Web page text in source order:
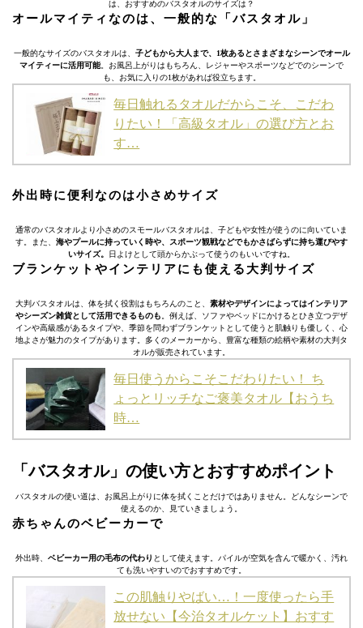
は、おすすめのバスタオルのサイズは？
オールマイティなのは、一般的な「バスタオル」
一般的なサイズのバスタオルは、 子どもから大人まで、1枚あるとさまざまなシーンでオール
マイティーに活用可能 。お風呂上がりはもちろん、レジャーやスポーツなどでのシーンで
も、お気に入りの1枚があれば役立ちます。
毎日触れるタオルだからこそ、こだわ
りたい！「高級タオル」の選び方とお
す…
外出時に便利なのは小さめサイズ
通常のバスタオルより小さめのスモールバスタオルは、子どもや女性が使うのに向いていま
す。また、 海やプールに持っていく時や、スポーツ観戦などでもかさばらずに持ち運びやす
いサイズ。 日よけとして頭からかぶって使うのもいいですね。
ブランケットやインテリアにも使える大判サイズ
大判バスタオルは、体を拭く役割はもちろんのこと、 素材やデザインによってはインテリア
やシーズン雑貨として活用できるものも 。例えば、ソファやベッドにかけるとひき立つデザ
インや高級感があるタイプや、季節を問わずブランケットとして使うと肌触りも優しく、心
地よさが魅力のタイプがあります。多くのメーカーから、豊富な種類の絵柄や素材の大判タ
オルが販売されています。
毎日使うからこそこだわりたい！ ち
ょっとリッチなご褒美タオル【おうち
時…
「バスタオル」の使い方とおすすめポイント
バスタオルの使い道は、お風呂上がりに体を拭くことだけではありません。どんなシーンで
使えるのか、見ていきましょう。
赤ちゃんのベビーカーで
外出時、 ベビーカー用の毛布の代わり として使えます。パイルが空気を含んで暖かく、汚れ
ても洗いやすいのでおすすめです。
この肌触りやばい…！一度使ったら手
放せない【今治タオルケット】おすす